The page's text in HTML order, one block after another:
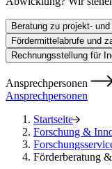
Beratung zu projekt-
Fördermittelabrufe und
Rechnungsstellung für
Ansprechpersonen
Ansprechpersonen
Startseite
Forschung &
Förderberatung